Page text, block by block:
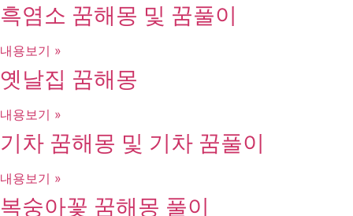
흑염소 꿈해몽 및 꿈풀이
내용보기 »
옛날집 꿈해몽
내용보기 »
기차 꿈해몽 및 기차 꿈풀이
내용보기 »
복숭아꽃 꿈해몽 풀이